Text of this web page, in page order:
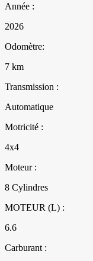
Année :
2026
Odomètre:
7 km
Transmission :
Automatique
Motricité :
4x4
Moteur :
8 Cylindres
MOTEUR (L) :
6.6
Carburant :